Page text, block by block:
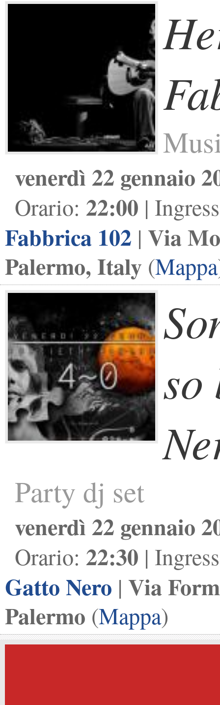
venerdì 22 gennaio
Orario: 22:00 |
Fabbrica 102 | Via
Palermo, Italy (Mappa
so
Party dj set
venerdì 22 gennaio
Orario: 22:30 |
Gatto Nero | Via
Palermo (Mappa)